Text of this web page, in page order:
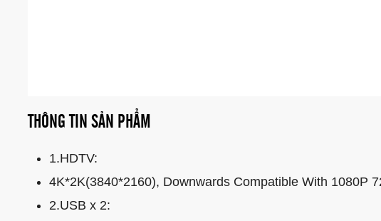
THÔNG TIN SẢN PHẨM
1.HDTV:
4K*2K(3840*2160), Downwards Compatible With 1080P
2.USB x 2: